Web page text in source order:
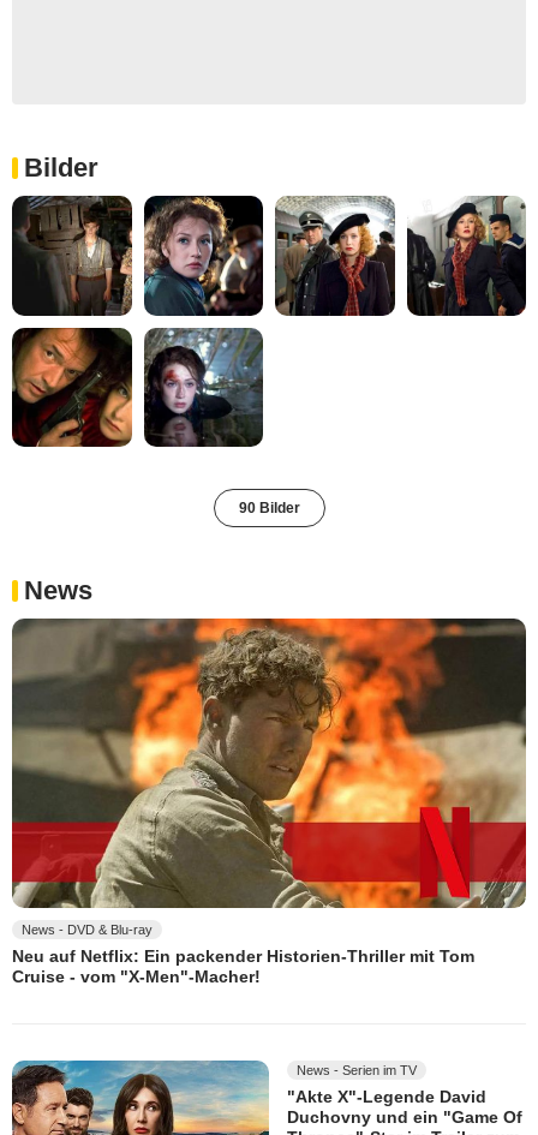
Bilder
90 Bilder
News
News - DVD & Blu-ray
Neu auf Netflix: Ein packender Historien-Thriller mit Tom
Cruise - vom "X-Men"-Macher!
News - Serien im TV
"Akte X"-Legende David
Duchovny und ein "Game Of